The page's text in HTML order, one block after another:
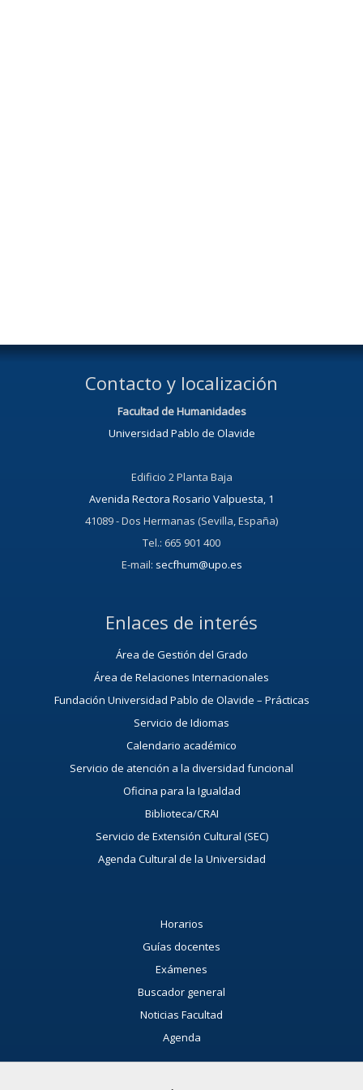
Contacto y localización
Facultad de Humanidades
Universidad Pablo de Olavide
Edificio 2 Planta Baja
Avenida Rectora Rosario Valpuesta, 1
41089 - Dos Hermanas (Sevilla, España)
Tel.: 665 901 400
E-mail: secfhum@upo.es
Enlaces de interés
Área de Gestión del Grado
Área de Relaciones Internacionales
Fundación Universidad Pablo de Olavide – Prácticas
Servicio de Idiomas
Calendario académico
Servicio de atención a la diversidad funcional
Oficina para la Igualdad
Biblioteca/CRAI
Servicio de Extensión Cultural (SEC)
Agenda Cultural de la Universidad
Horarios
Guías docentes
Exámenes
Buscador general
Noticias Facultad
Agenda
Buzón de consultas